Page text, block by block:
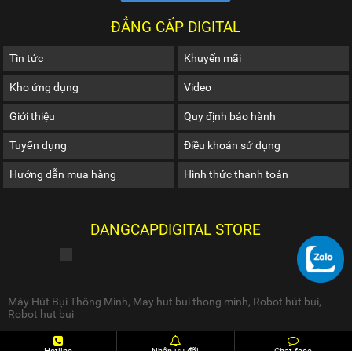
ĐẲNG CẤP DIGITAL
Tin tức Khuyến mãi
Kho ứng dụng Video
Giới thiệu Quy định bảo hành
Tuyển dụng Điều khoản sử dụng
Hướng dẫn mua hàng Hình thức thanh toán
DANGCAPDIGITAL STORE
Máy Hút Bụi Thông Minh, May hut bui thong minh, Robot hút bụi,
Robot hut bui